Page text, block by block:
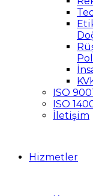
ISO
ISO
İletişim
Hizmetler